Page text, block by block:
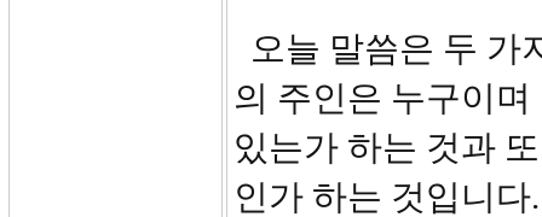
오늘 말씀은 두 가
의 주인은 누구이
있는가 하는 것과
인가 하는 것입니